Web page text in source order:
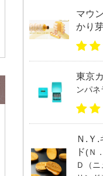
マウ
かり
東京
ンパネ
Ｎ.Ｙ
ド (Ｎ
Ｄ（